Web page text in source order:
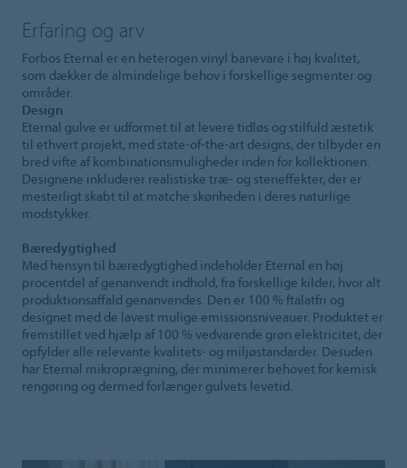
Erfaring og arv
Forbos Eternal er en heterogen vinyl banevare i høj kvalitet,
som dækker de almindelige behov i forskellige segmenter og
områder.
Design
Eternal gulve er udformet til at levere tidløs og stilfuld æstetik
til ethvert projekt, med state-of-the-art designs, der tilbyder en
bred vifte af kombinationsmuligheder inden for kollektionen.
Designene inkluderer realistiske træ- og steneffekter, der er
mesterligt skabt til at matche skønheden i deres naturlige
modstykker.
Bæredygtighed
Med hensyn til bæredygtighed indeholder Eternal en høj
procentdel af genanvendt indhold, fra forskellige kilder, hvor alt
produktionsaffald genanvendes. Den er 100 % ftalatfri og
designet med de lavest mulige emissionsniveauer. Produktet er
fremstillet ved hjælp af 100 % vedvarende grøn elektricitet, der
opfylder alle relevante kvalitets- og miljøstandarder. Desuden
har Eternal mikroprægning, der minimerer behovet for kemisk
rengøring og dermed forlænger gulvets levetid.